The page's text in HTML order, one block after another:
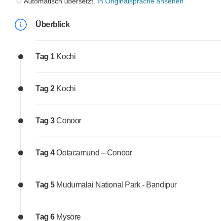
Überblick
Tag 1 Kochi
Tag 2 Kochi
Tag 3Conoor
Tag 4Ootacamund – Conoor
Tag 5 Mudumalai National Park - Bandipur
Tag 6 Mysore